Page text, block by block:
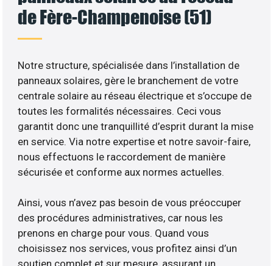
de Fère-Champenoise (51)
Notre structure, spécialisée dans l’installation de
panneaux solaires, gère le branchement de votre
centrale solaire au réseau électrique et s’occupe de
toutes les formalités nécessaires. Ceci vous
garantit donc une tranquillité d’esprit durant la mise
en service. Via notre expertise et notre savoir-faire,
nous effectuons le raccordement de manière
sécurisée et conforme aux normes actuelles.
Ainsi, vous n’avez pas besoin de vous préoccuper
des procédures administratives, car nous les
prenons en charge pour vous. Quand vous
choisissez nos services, vous profitez ainsi d’un